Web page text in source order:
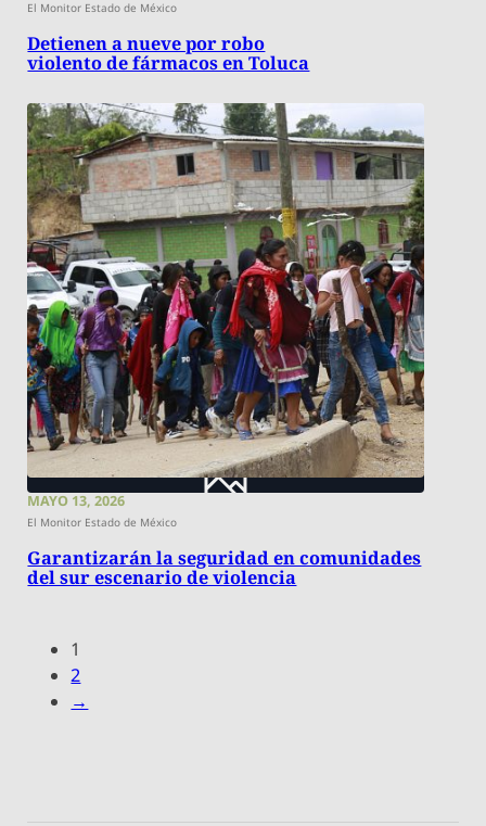
El Monitor Estado de México
Detienen a nueve por robo
violento de fármacos en Toluca
MAYO 13, 2026
El Monitor Estado de México
Garantizarán la seguridad en comunidades
del sur escenario de violencia
1
2
→